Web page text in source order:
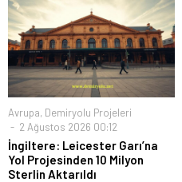
Avrupa, Demiryolu Projeleri
2 Ağustos 2026 00:12
İngiltere: Leicester Garı’na
Yol Projesinden 10 Milyon
Sterlin Aktarıldı